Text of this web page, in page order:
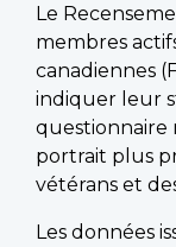
Le
membres
canadiennes
indiquer leur
questionnaire
portrait plus
vétérans et
Les données